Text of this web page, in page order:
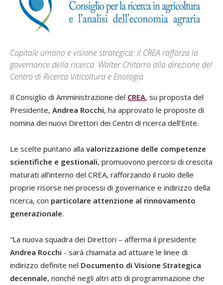
Capitale umano e visione strategica: il CREA rafforza la
governance della ricerca. Walter Chitarra alla direzione del
Centro di Ricerca Viticoltura e Enologia
Il Consiglio di Amministrazione del CREA, su proposta del
Presidente, Andrea Rocchi, ha approvato le proposte di
nomina dei nuovi Direttori dei Centri di ricerca dell’Ente.
Le scelte puntano alla valorizzazione delle competenze
scientifiche e gestionali, promuovono percorsi di crescita
maturati all’interno del CREA, rafforzando il ruolo delle
proprie risorse nei processi di governance e indirizzo della
ricerca, con particolare attenzione al rinnovamento
generazionale.
“La nuova squadra dei Direttori – afferma il presidente
Andrea Rocchi - sarà chiamata ad attuare le linee di
indirizzo definite nel Documento di Visione Strategica
decennale, nonché negli altri atti di programmazione che